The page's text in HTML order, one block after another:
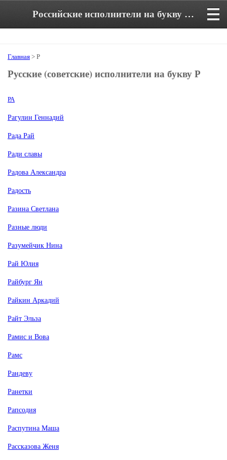
Российские исполнители на букву Р. Аккорды к русским песням.
Главная > Р
Русские (советские) исполнители на букву Р
РА
Рагулин Геннадий
Рада Рай
Ради славы
Радова Александра
Радость
Разина Светлана
Разные люди
Разумейчик Нина
Рай Юлия
Райбург Ян
Райкин Аркадий
Райт Эльза
Рамис и Вова
Рамс
Рандеву
Ранетки
Рапсодия
Распутина Маша
Рассказова Женя